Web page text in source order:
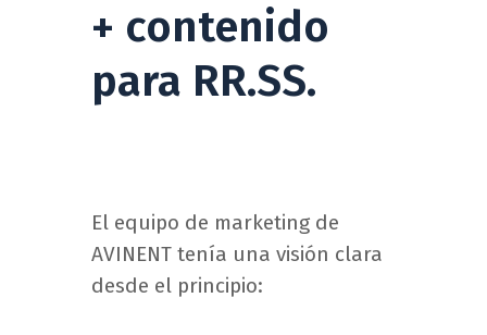
+ contenido
para RR.SS.
El equipo de marketing de
AVINENT tenía una visión clara
desde el principio: